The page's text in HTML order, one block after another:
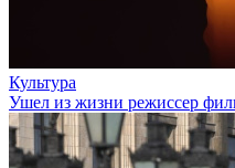
Культура
Ушел из жизни режиссер